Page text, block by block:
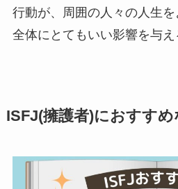
行動が、周囲の人々の人生
全体にとてもいい影響を与え
ISFJ(擁護者)におすすめ